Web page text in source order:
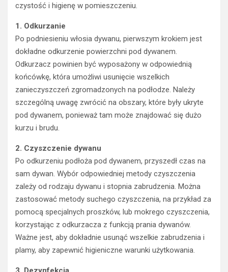
czystość i higienę w pomieszczeniu.
1. Odkurzanie
Po podniesieniu włosia dywanu, pierwszym krokiem jest
dokładne odkurzenie powierzchni pod dywanem.
Odkurzacz powinien być wyposażony w odpowiednią
końcówkę, która umożliwi usunięcie wszelkich
zanieczyszczeń zgromadzonych na podłodze. Należy
szczególną uwagę zwrócić na obszary, które były ukryte
pod dywanem, ponieważ tam może znajdować się dużo
kurzu i brudu.
2. Czyszczenie dywanu
Po odkurzeniu podłoża pod dywanem, przyszedł czas na
sam dywan. Wybór odpowiedniej metody czyszczenia
zależy od rodzaju dywanu i stopnia zabrudzenia. Można
zastosować metody suchego czyszczenia, na przykład za
pomocą specjalnych proszków, lub mokrego czyszczenia,
korzystając z odkurzacza z funkcją prania dywanów.
Ważne jest, aby dokładnie usunąć wszelkie zabrudzenia i
plamy, aby zapewnić higieniczne warunki użytkowania.